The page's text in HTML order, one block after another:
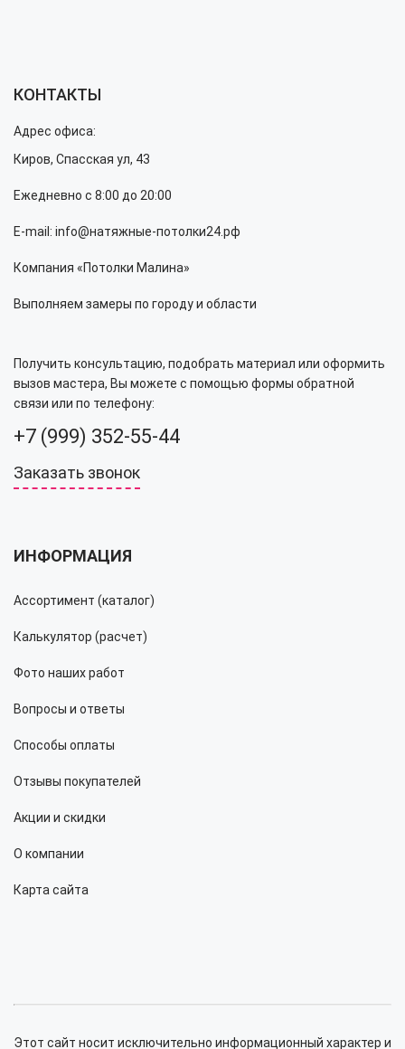
КОНТАКТЫ
Адрес офиса:
Киров, Спасская ул, 43
Ежедневно с 8:00 до 20:00
E-mail: info@натяжные-потолки24.рф
Компания «Потолки Малина»
Выполняем замеры по городу и области
Получить консультацию, подобрать материал или оформить
вызов мастера, Вы можете с помощью формы обратной
связи или по телефону:
+7 (999) 352-55-44
Заказать звонок
ИНФОРМАЦИЯ
Ассортимент (каталог)
Калькулятор (расчет)
Фото наших работ
Вопросы и ответы
Способы оплаты
Отзывы покупателей
Акции и скидки
О компании
Карта сайта
Этот сайт носит исключительно информационный характер и